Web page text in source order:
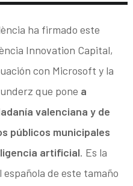
ha firmado este
Innovation Capital,
con Microsoft y la
que pone a
valenciana y de
públicos municipales
artificial. Es la
de este tamaño